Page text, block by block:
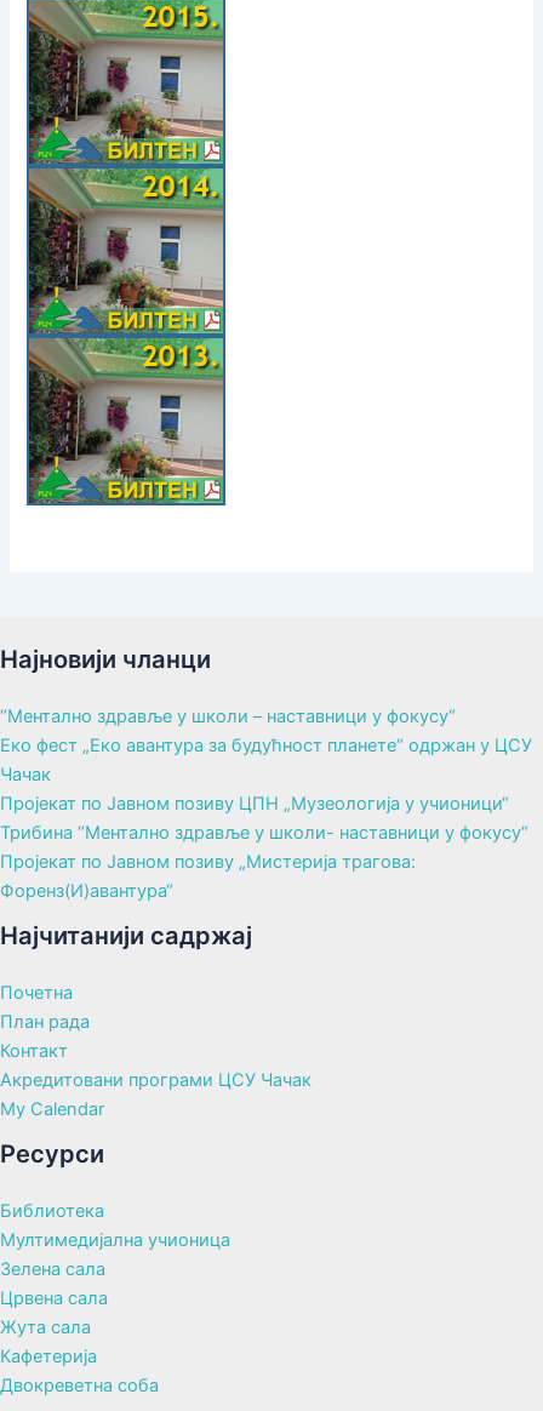
Најновији чланци
“Ментално здравље у школи – наставници у фокусу“
Еко фест „Еко авантура за будућност планете“ одржан у ЦСУ
Чачак
Пројекат по Јавном позиву ЦПН „Музеологија у учионици“
Трибина “Ментално здравље у школи- наставници у фокусу“
Пројекат по Јавном позиву „Мистерија трагова:
Форенз(И)авантура“
Најчитанији садржај
Почетна
План рада
Контакт
Акредитовани програми ЦСУ Чачак
My Calendar
Ресурси
Библиотека
Мултимедијална учионица
Зелена сала
Црвена сала
Жута сала
Кафетерија
Двокреветна соба